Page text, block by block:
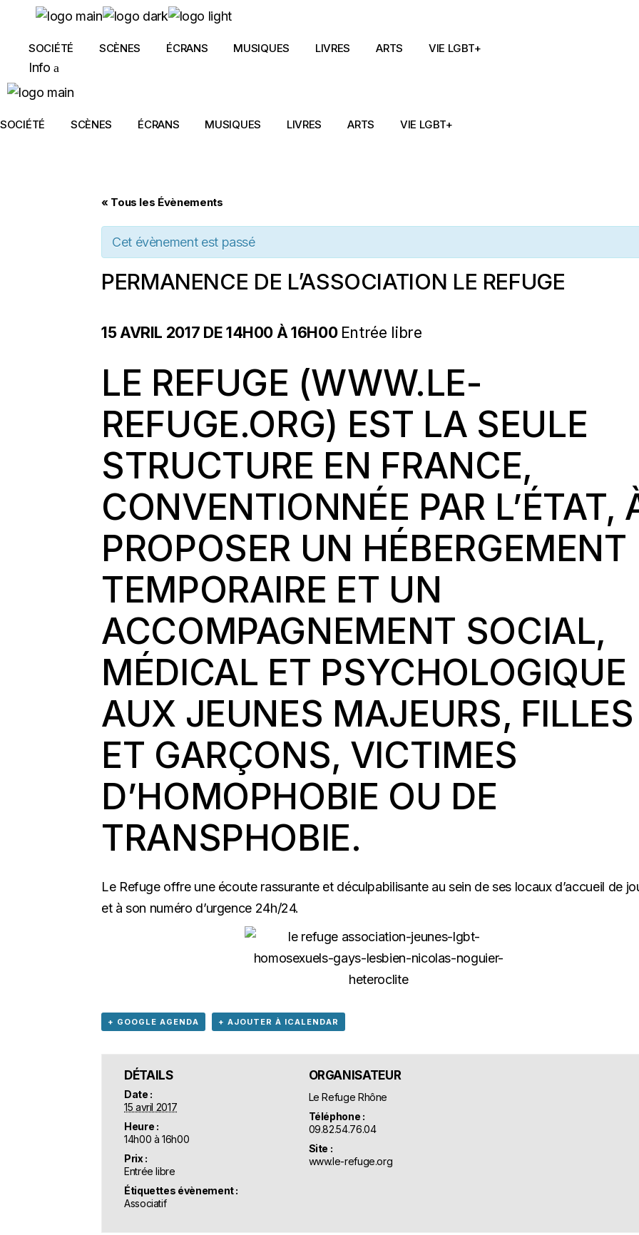
contentSOCIÉTÉ SCÈNES ÉCRANS MUSIQUES LIVRES ARTS VIE LGBT+
Info
SOCIÉTÉ SCÈNES ÉCRANS MUSIQUES LIVRES ARTS VIE LGBT+
« Tous les Évènements
Cet évènement est passé
PERMANENCE DE L’ASSOCIATION LE REFUGE
15 AVRIL 2017 DE 14H00 À16H00 Entrée libre
LE REFUGE (WWW.LE-
REFUGE.ORG) EST LA SEULE
STRUCTURE EN FRANCE,
CONVENTIONNÉE PAR L’ÉTAT,
PROPOSER UN HÉBERGEMENT
TEMPORAIRE ET UN
ACCOMPAGNEMENT SOCIAL,
MÉDICAL ET PSYCHOLOGIQUE
AUX JEUNES MAJEURS, FILLES
ET GARÇONS, VICTIMES
D’HOMOPHOBIE OU DE
TRANSPHOBIE.
Le Refuge offre une écoute rassurante et déculpabilisante au sein de ses locaux d’accueil de
et à son numéro d’urgence 24h/24.
+ GOOGLE AGENDA + AJOUTER À ICALENDAR
DÉTAILS
Date :
15 avril 2017
Heure :
14h00 à 16h00
Prix :
Entrée libre
Étiquettes évènement :
Associatif
ORGANISATEUR
Le Refuge Rhône
Téléphone :
09.82.54.76.04
Site :
www.le-refuge.org